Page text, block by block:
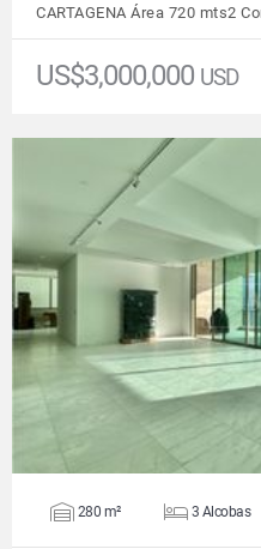
CARTAGENA Área 720 mts2
US$3,000,000 USD
VER
280 m² 3 Alcobas